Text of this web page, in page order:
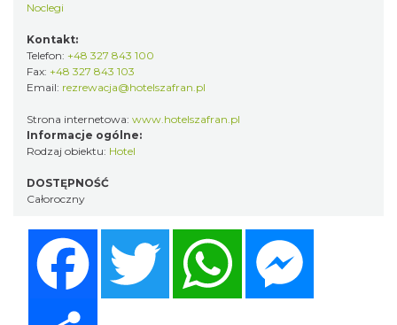
Noclegi
Kontakt:
Telefon: +48 327 843 100
Fax: +48 327 843 103
Email: rezrewacja@hotelszafran.pl
Strona internetowa: www.hotelszafran.pl
Informacje ogólne:
Rodzaj obiektu: Hotel
DOSTĘPNOŚĆ
Całoroczny
Twitter WhatsApp